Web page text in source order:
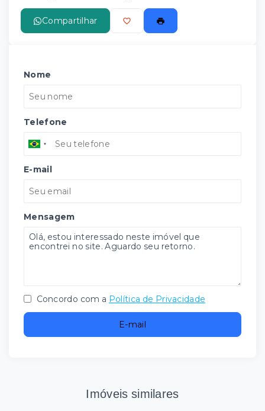
Compartilhar
Nome
Telefone
E-mail
Mensagem
Concordo com a Política de Privacidade
E-mail
Imóveis similares